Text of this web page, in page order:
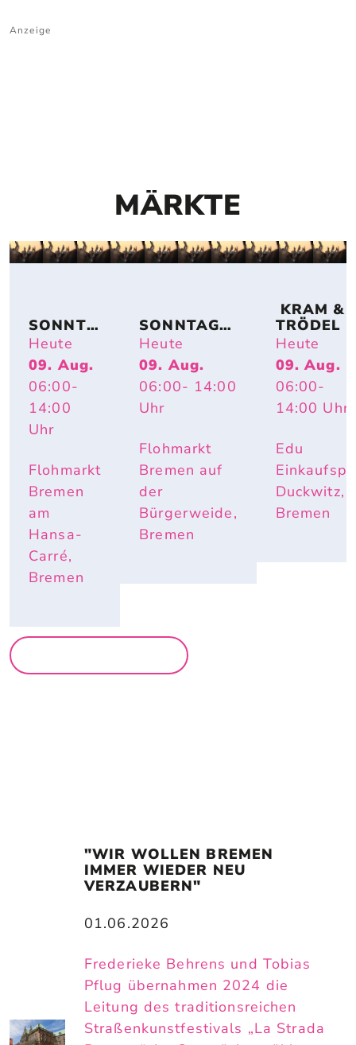
Anzeige
MÄRKTE
SONNTA
GSFLOH
MARKT
Heute
09. Aug.
06:00-
14:00
Uhr
Flohmarkt
Bremen
am
Hansa-
Carré,
Bremen
SONNTAGS
FLOHMARK
T
Heute
09. Aug.
06:00- 14:00
Uhr
Flohmarkt
Bremen auf
der
Bürgerweide,
Bremen
KRAM &
TRÖDEL
Heute
09. Aug.
06:00-
14:00 Uhr
Edu
Duckwitz,
Bremen
"WIR WOLLEN BREMEN
IMMER WIEDER NEU
VERZAUBERN"
01.06.2026
Frederieke Behrens und Tobias
Pflug übernahmen 2024 die
Leitung des traditionsreichen
Straßenkunstfestivals „La Strada